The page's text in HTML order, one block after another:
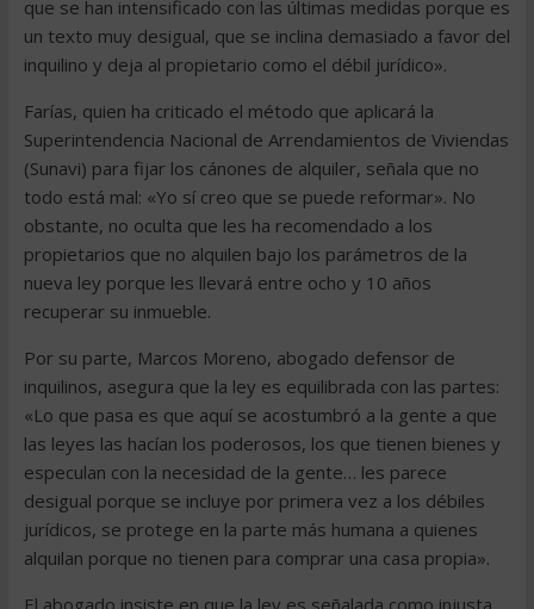
que se han intensificado con las últimas medidas porque es
un texto muy desigual, que se inclina demasiado a favor del
inquilino y deja al propietario como el débil jurídico».
Farías, quien ha criticado el método que aplicará la
Superintendencia Nacional de Arrendamientos de Viviendas
(Sunavi) para fijar los cánones de alquiler, señala que no
todo está mal: «Yo sí creo que se puede reformar». No
obstante, no oculta que les ha recomendado a los
propietarios que no alquilen bajo los parámetros de la
nueva ley porque les llevará entre ocho y 10 años
recuperar su inmueble.
Por su parte, Marcos Moreno, abogado defensor de
inquilinos, asegura que la ley es equilibrada con las partes:
«Lo que pasa es que aquí se acostumbró a la gente a que
las leyes las hacían los poderosos, los que tienen bienes y
especulan con la necesidad de la gente… les parece
desigual porque se incluye por primera vez a los débiles
jurídicos, se protege en la parte más humana a quienes
alquilan porque no tienen para comprar una casa propia».
El abogado insiste en que la ley es señalada como injusta